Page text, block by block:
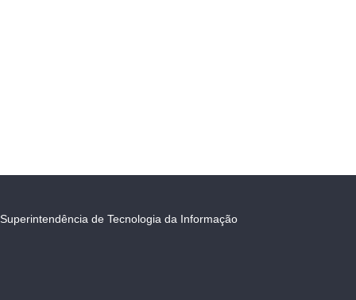
Superintendência de Tecnologia da Informação